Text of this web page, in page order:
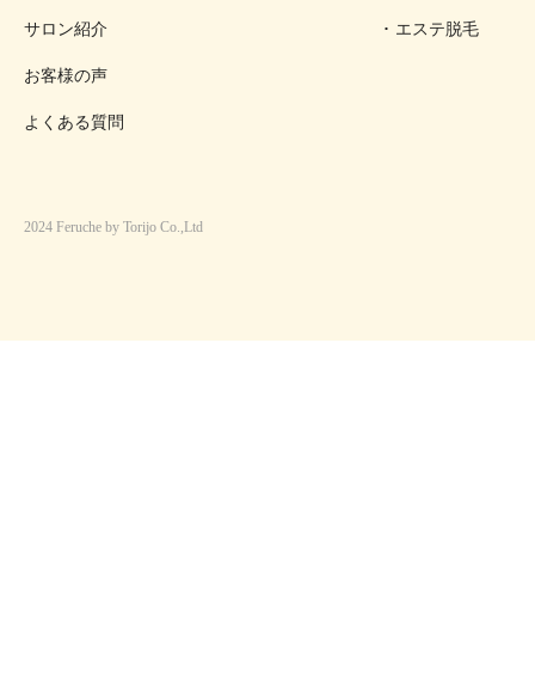
サロン紹介
お客様の声
よくある質問
エステ脱毛
2024 Feruche by Torijo Co.,Ltd